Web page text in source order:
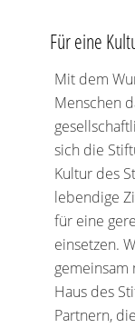
Für eine
Mit dem
Menschen
sich die
Kultur des
lebendige
für eine
einsetzen.
Haus des
Partnern,